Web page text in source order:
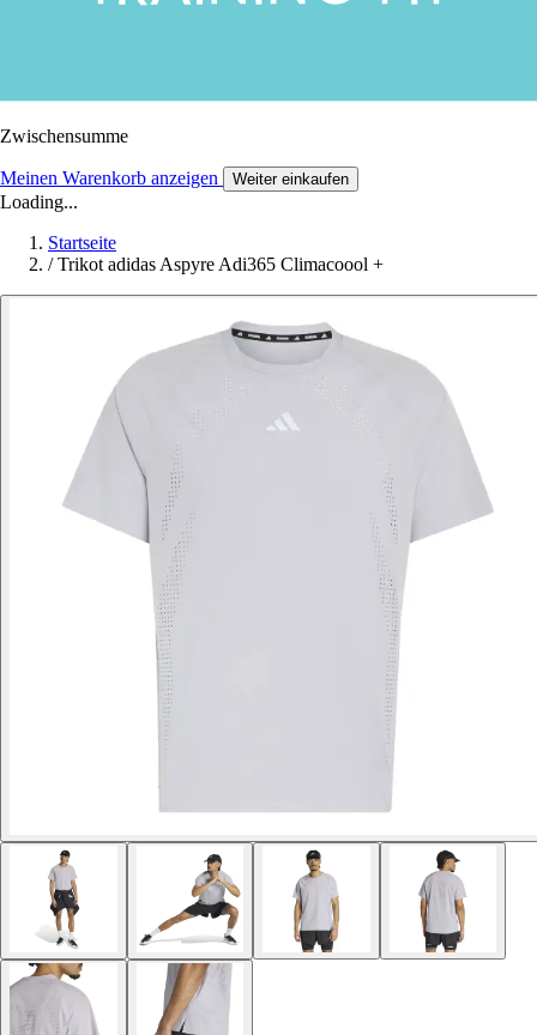
Zwischensumme
Meinen Warenkorb anzeigen Weiter einkaufen
Loading...
Startseite
/ Trikot adidas Aspyre Adi365 Climacoool +